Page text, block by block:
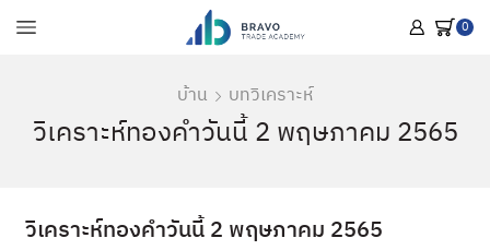
0
บ้าน บทวิเคราะห์
วิเคราะห์ทองคำวันนี้ 2 พฤษภาคม 2565
วิเคราะห์ทองคำวันนี้ 2 พฤษภาคม 2565